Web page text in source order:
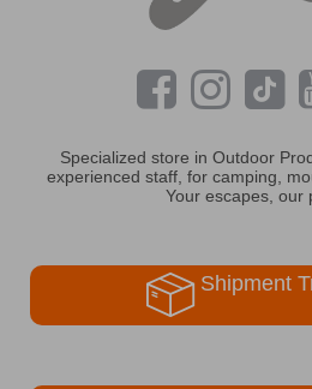
Specialized store in Outdoor
experienced staff, for camping,
Your escapes, our
Shipment